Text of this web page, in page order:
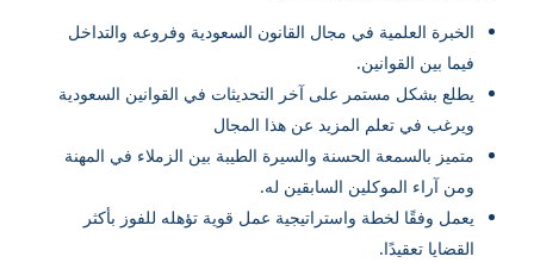
الخبرة العلمية في مجال القانون السعودية وفروعه والتداخل
فيما بين القوانين.
يطلع بشكل مستمر على آخر التحديثات في القوانين السعودية
ويرغب في تعلم المزيد عن هذا المجال
متميز بالسمعة الحسنة والسيرة الطيبة بين الزملاء في المهنة
ومن آراء الموكلين السابقين له.
يعمل وفقًا لخطة واستراتيجية عمل قوية تؤهله للفوز بأكثر
القضايا تعقيدًا.